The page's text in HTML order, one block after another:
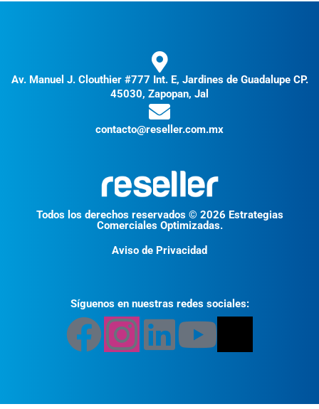
Av. Manuel J. Clouthier #777 Int. E, Jardines de Guadalupe CP.
45030, Zapopan, Jal
contacto@reseller.com.mx
Todos los derechos reservados © 2026 Estrategias
Comerciales Optimizadas.
Aviso de Privacidad
Síguenos en nuestras redes sociales: